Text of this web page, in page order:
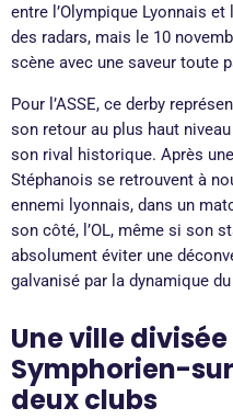
entre l’Olympique Lyonnais et
des radars, mais le 10
scène avec une saveur toute
Pour l’ASSE, ce derby
son retour au plus haut
son rival historique. Après
Stéphanois se retrouvent à
ennemi lyonnais, dans un
son côté, l’OL, même si son
absolument éviter une
galvanisé par la dynamique du
Une ville
Symphorien-
deux clubs